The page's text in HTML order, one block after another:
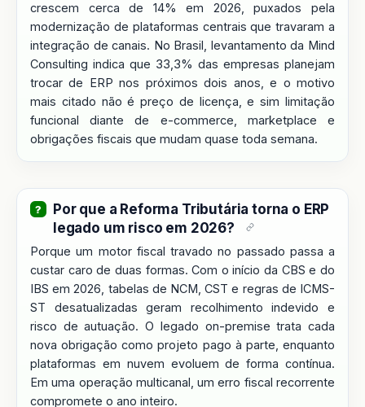
crescem cerca de 14% em 2026, puxados pela
modernização de plataformas centrais que travaram a
integração de canais. No Brasil, levantamento da Mind
Consulting indica que 33,3% das empresas planejam
trocar de ERP nos próximos dois anos, e o motivo
mais citado não é preço de licença, e sim limitação
funcional diante de e-commerce, marketplace e
obrigações fiscais que mudam quase toda semana.
Por que a Reforma Tributária torna o ERP
legado um risco em 2026?
Porque um motor fiscal travado no passado passa a
custar caro de duas formas. Com o início da CBS e do
IBS em 2026, tabelas de NCM, CST e regras de ICMS-
ST desatualizadas geram recolhimento indevido e
risco de autuação. O legado on-premise trata cada
nova obrigação como projeto pago à parte, enquanto
plataformas em nuvem evoluem de forma contínua.
Em uma operação multicanal, um erro fiscal recorrente
compromete o ano inteiro.